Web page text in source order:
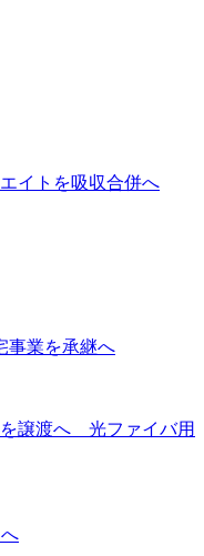
イトを吸収合併へ
事業を承継へ
譲渡へ 光ファイバ用